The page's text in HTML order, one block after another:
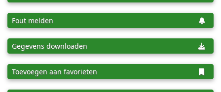
Fout melden
Gegevens downloaden
Toevoegen aan favorieten